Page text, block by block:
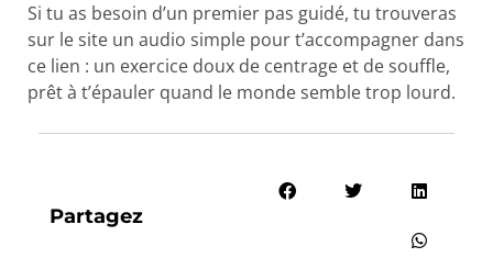
Si tu as besoin d’un premier pas guidé, tu trouveras
sur le site un audio simple pour t’accompagner dans
ce lien : un exercice doux de centrage et de souffle,
prêt à t’épauler quand le monde semble trop lourd.
Partagez